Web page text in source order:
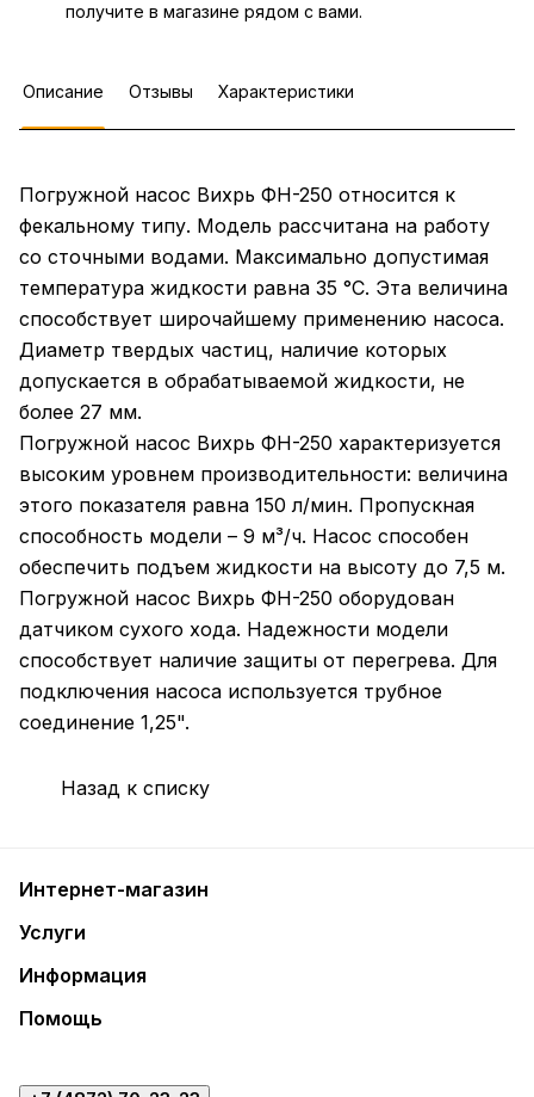
получите в магазине рядом с вами.
Описание Отзывы Характеристики
Погружной насос Вихрь ФН-250 относится к
фекальному типу. Модель рассчитана на работу
со сточными водами. Максимально допустимая
температура жидкости равна 35 °C. Эта величина
способствует широчайшему применению насоса.
Диаметр твердых частиц, наличие которых
допускается в обрабатываемой жидкости, не
более 27 мм.
Погружной насос Вихрь ФН-250 характеризуется
высоким уровнем производительности: величина
этого показателя равна 150 л/мин. Пропускная
способность модели – 9 м³/ч. Насос способен
обеспечить подъем жидкости на высоту до 7,5 м.
Погружной насос Вихрь ФН-250 оборудован
датчиком сухого хода. Надежности модели
способствует наличие защиты от перегрева. Для
подключения насоса используется трубное
соединение 1,25".
Назад к списку
Интернет-магазин
Услуги
Информация
Помощь